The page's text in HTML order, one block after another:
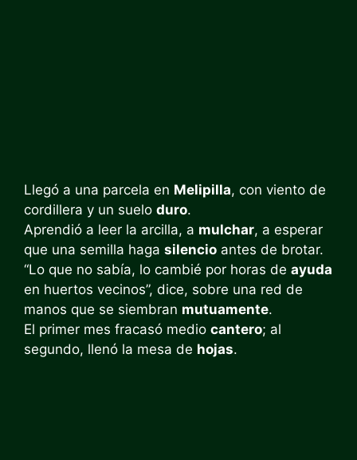
Llegó a una parcela en Melipilla, con viento de
cordillera y un suelo duro.
Aprendió a leer la arcilla, a mulchar, a esperar
que una semilla haga silencio antes de brotar.
“Lo que no sabía, lo cambié por horas de ayuda
en huertos vecinos”, dice, sobre una red de
manos que se siembran mutuamente.
El primer mes fracasó medio cantero; al
segundo, llenó la mesa de hojas.